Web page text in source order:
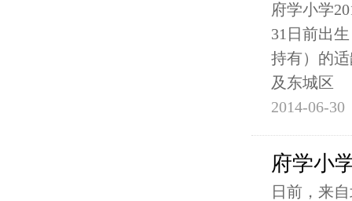
府学小学
31日前出
持有）的
及东城区
2014-06-30
府学小
日前，来